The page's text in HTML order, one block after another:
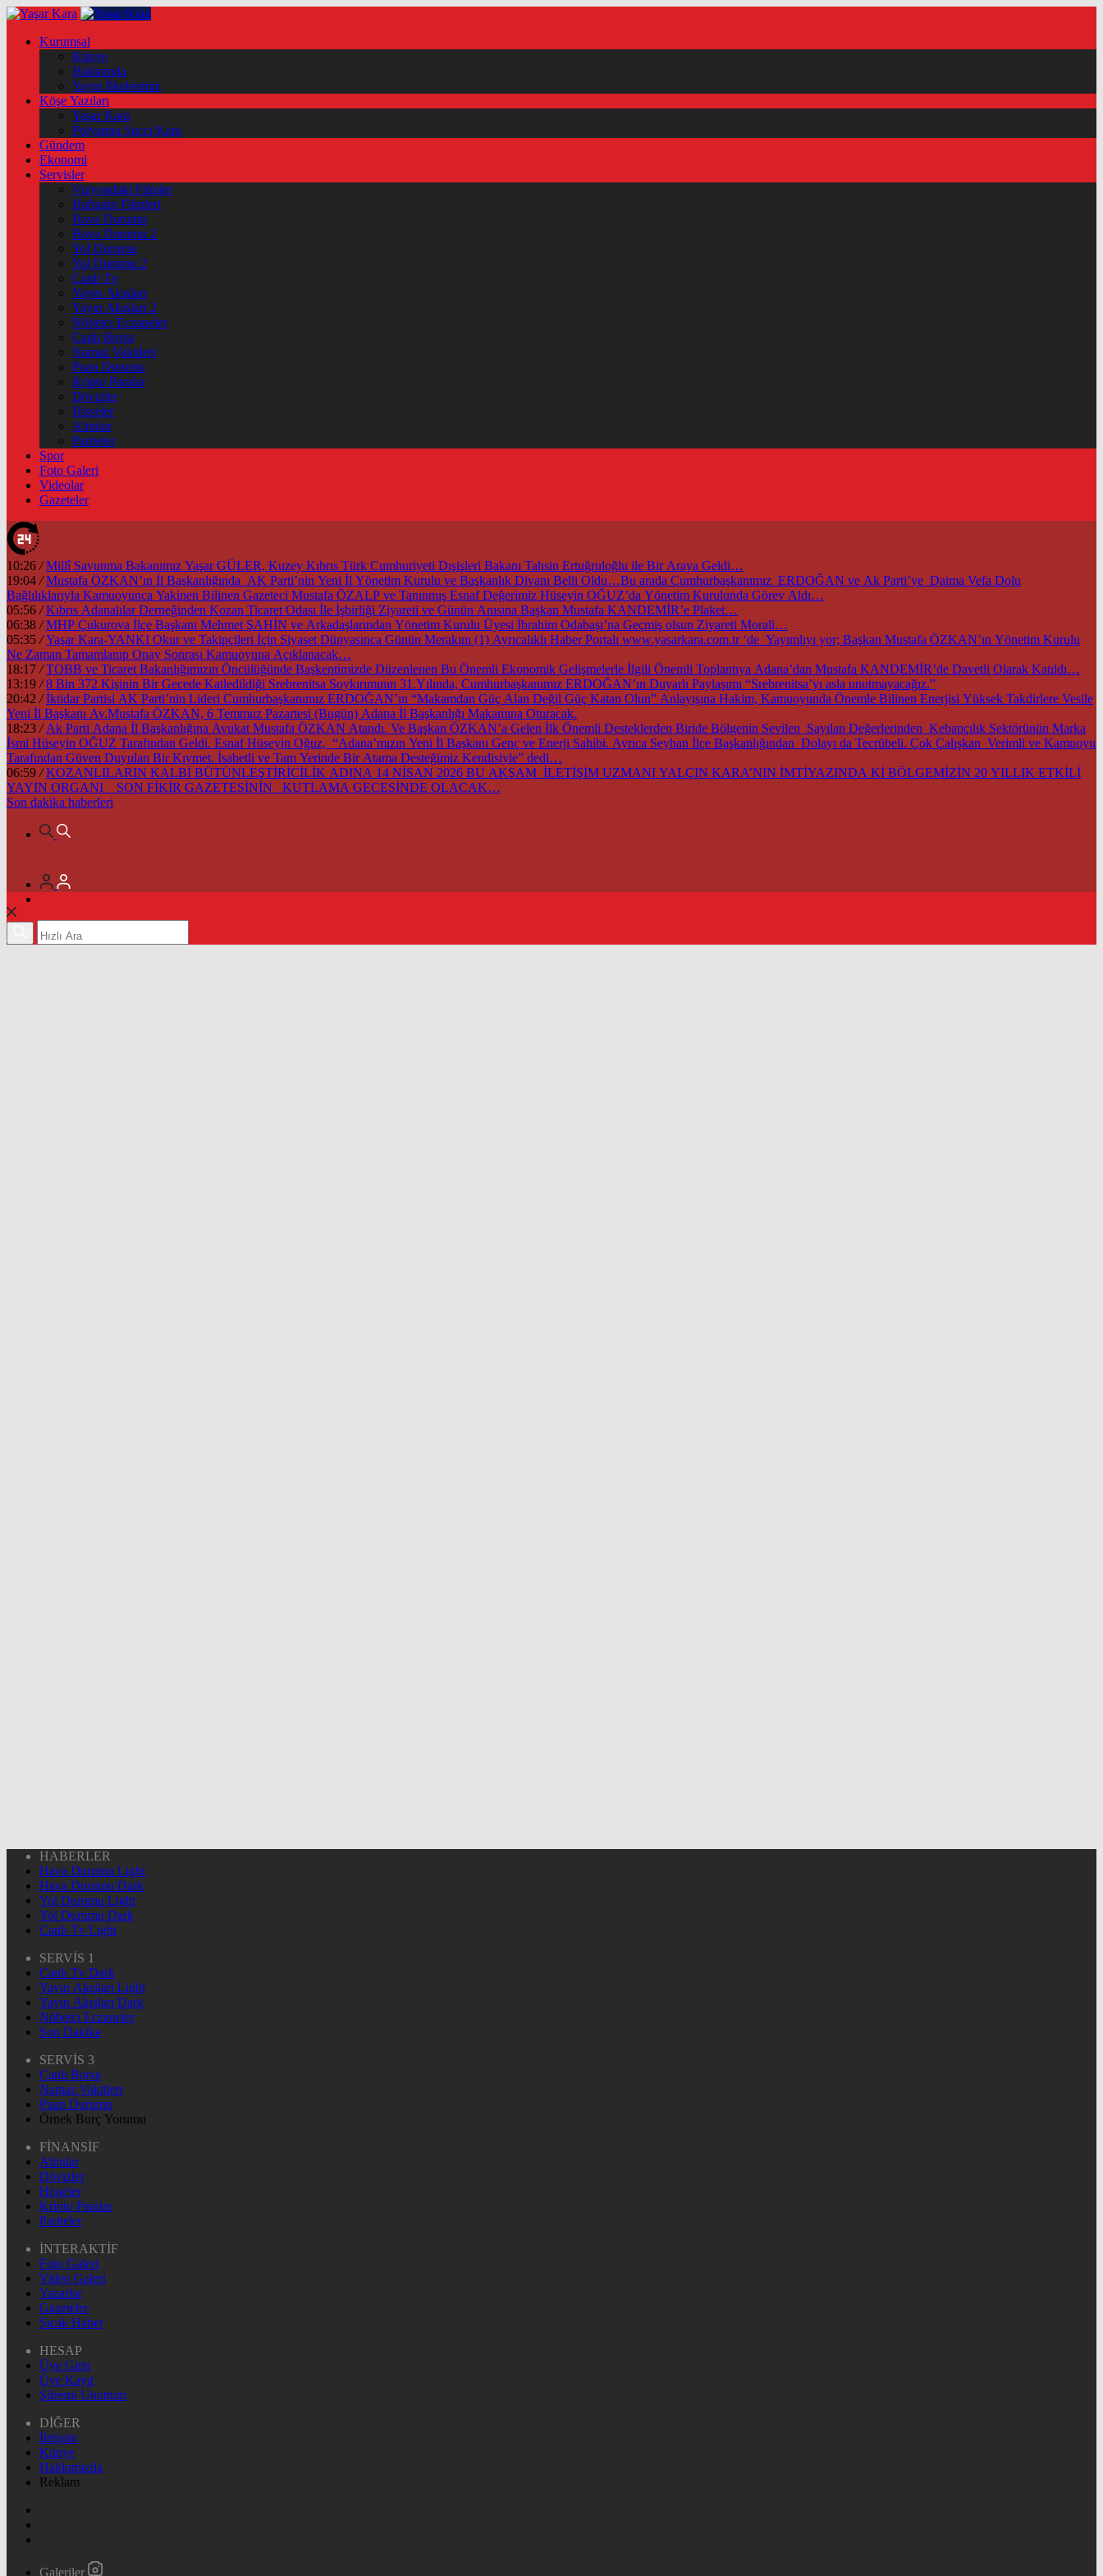
Kurumsal
Künye
Hakkımda
Yayın İlkelerimiz
Köşe Yazıları
Yaşar Kara
Polyanna Succi Kara
Gündem
Ekonomi
Servisler
Vizyondaki Filmler
Haftanin Filmleri
Hava Durumu
Hava Durumu 2
Yol Durumu
Yol Durumu 2
Canlı Tv
Yayın Akışları
Yayın Akışları 2
Nöbetçi Eczaneler
Canlı Borsa
Namaz Vakitleri
Puan Durumu
Kripto Paralar
Dövizler
Hisseler
Altınlar
Pariteler
Spor
Foto Galeri
Videolar
Gazeteler
10:26 / Millî Savunma Bakanımız Yaşar GÜLER, Kuzey Kıbrıs Türk Cumhuriyeti Dışişleri Bakanı Tahsin Ertuğruloğlu ile Bir Araya Geldi…
19:04 / Mustafa ÖZKAN’ın İl Başkanlığında AK Parti’nin Yeni İl Yönetim Kurulu ve Başkanlık Divanı Belli Oldu…Bu arada Cumhurbaşkanımız ERDOĞAN ve Ak Parti’ye Daima Vefa Dolu
Bağlılıklarıyla Kamuoyunca Yakinen Bilinen Gazeteci Mustafa ÖZALP ve Tanınmış Esnaf Değerimiz Hüseyin OĞUZ’da Yönetim Kurulunda Görev Aldı…
05:56 / Kıbrıs Adanalılar Derneğinden Kozan Ticaret Odası İle İşbirliği Ziyareti ve Günün Anısına Başkan Mustafa KANDEMİR’e Plaket…
06:38 / MHP Çukurova İlçe Başkanı Mehmet ŞAHİN ve Arkadaşlarından Yönetim Kurulu Üyesi İbrahim Odabaşı’na Geçmiş olsun Ziyareti Morali…
05:35 / Yaşar Kara-YANKI Okur ve Takipçileri İçin Siyaset Dünyasınca Günün Merakını (1) Ayrıcalıklı Haber Portalı www.yasarkara.com.tr ‘de Yayımlıyı yor; Başkan Mustafa ÖZKAN’ın Yönetim Kurulu
Ne Zaman Tamamlanıp Onay Sonrası Kamuoyuna Açıklanacak…
18:17 /
TOBB ve Ticaret Bakanlığımızın Öncülüğünde Başkentimizde Düzenlenen Bu Önemli Ekonomik Gelişmelerle İlgili Önemli Toplantıya Adana’dan Mustafa KANDEMİR’de Davetli Olarak Katıldı…
13:19 / 8 Bin 372 Kişinin Bir Gecede Katledildiği Srebrenitsa Soykırımının 31.Yılında, Cumhurbaşkanımız ERDOĞAN’ın Duyarlı Paylaşımı “Srebrenitsa’yı asla unutmayacağız.”
20:42 / İktidar Partisi AK Parti’nin Lideri Cumhurbaşkanımız ERDOĞAN’ın “Makamdan Güç Alan Değil Güç Katan Olun” Anlayışına Hakim, Kamuoyunda Önemle Bilinen Enerjisi Yüksek Takdirlere Vesile
Yeni İl Başkanı Av.Mustafa ÖZKAN, 6 Temmuz Pazartesi (Bugün) Adana İl Başkanlığı Makamına Oturacak.
18:23 / Ak Parti Adana İl Başkanlığına Avukat Mustafa ÖZKAN Atandı. Ve Başkan ÖZKAN’a Gelen İlk Önemli Desteklerden Biride Bölgenin Sevilen Sayılan Değerlerinden Kebapçılık Sektörünün Marka
İsmi Hüseyin OĞUZ Tarafından Geldi. Esnaf Hüseyin Oğuz, “Adana’mızın Yeni İl Başkanı Genç ve Enerji Sahibi. Ayrıca Seyhan İlçe Başkanlığından Dolayı da Tecrübeli. Çok Çalışkan Verimli ve Kamuoyu
Tarafından Güven Duyulan Bir Kıymet. İsabetli ve Tam Yerinde Bir Atama Desteğimiz Kendisiyle” dedi…
06:59 / KOZANLILARIN KALBİ BÜTÜNLEŞTİRİCİLİK ADINA 14 NİSAN 2026 BU AKŞAM İLETİŞİM UZMANI YALÇIN KARA’NIN İMTİYAZINDA Kİ BÖLGEMİZİN 20 YILLIK ETKİLİ
YAYIN ORGANI SON FİKİR GAZETESİNİN KUTLAMA GECESİNDE OLACAK…
Son dakika haberleri
HABERLER
Hava Durumu Light
Hava Durumu Dark
Yol Durumu Light
Yol Durumu Dark
Canlı Tv Light
SERVİS 1
Canlı Tv Dark
Yayın Akışları Light
Yayın Akışları Dark
Nöbetçi Eczaneler
Son Dakika
SERVİS 3
Canlı Borsa
Namaz Vakitleri
Puan Durumu
Örnek Burç Yorumu
FİNANSİF
Altınlar
Dövizler
Hisseler
Kripto Paralar
Pariteler
İNTERAKTİF
Foto Galeri
Video Galeri
Yazarlar
Gazeteler
Sıcak Haber
HESAP
Üye Giriş
Üye Kayıt
Şifremi Unuttum
DİĞER
İletişim
Künye
Hakkımızda
Reklam
Galeriler